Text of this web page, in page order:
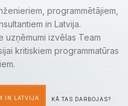
programmētājiem,
in Latvija.
uzņēmumi izvēlas Team
kritiskiem programmatūras
IN LATVIJA KĀ TAS DARBOJAS?